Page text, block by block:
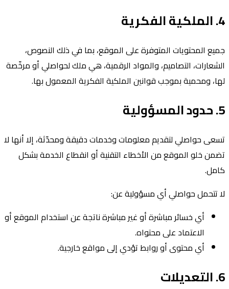
4. الملكية الفكرية
جميع المحتويات المتوفرة على الموقع، بما في ذلك النصوص،
الشعارات، التصاميم، والمواد الرقمية، هي ملك لحواصلي أو مرخّصة
لها، ومحمية بموجب قوانين الملكية الفكرية المعمول بها.
5. حدود المسؤولية
تسعى حواصلي لتقديم معلومات وخدمات دقيقة ومحدّثة، إلا أنها لا
تضمن خلو الموقع من الأخطاء التقنية أو انقطاع الخدمة بشكل
كامل.
لا تتحمل حواصلي أي مسؤولية عن:
أي خسائر مباشرة أو غير مباشرة ناتجة عن استخدام الموقع أو
الاعتماد على محتواه.
أي محتوى أو روابط تؤدي إلى مواقع خارجية.
6. التعديلات